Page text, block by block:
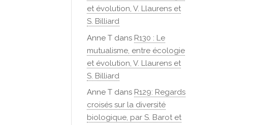
et évolution, V. Llaurens et
S. Billiard
Anne T dans R130 : Le
mutualisme, entre écologie
et évolution, V. Llaurens et
S. Billiard
Anne T dans R129: Regards
croisés sur la diversité
biologique, par S. Barot et